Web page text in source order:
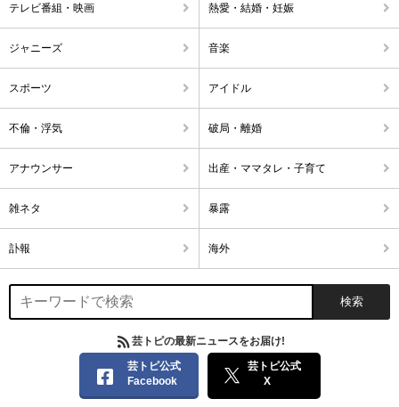
テレビ番組・映画 熱愛・結婚・妊娠
ジャニーズ 音楽
スポーツ アイドル
不倫・浮気 破局・離婚
アナウンサー 出産・ママタレ・子育て
雑ネタ 暴露
訃報 海外
芸トピの最新ニュースをお届け!
芸トピ公式
Facebook
芸トピ公式
X